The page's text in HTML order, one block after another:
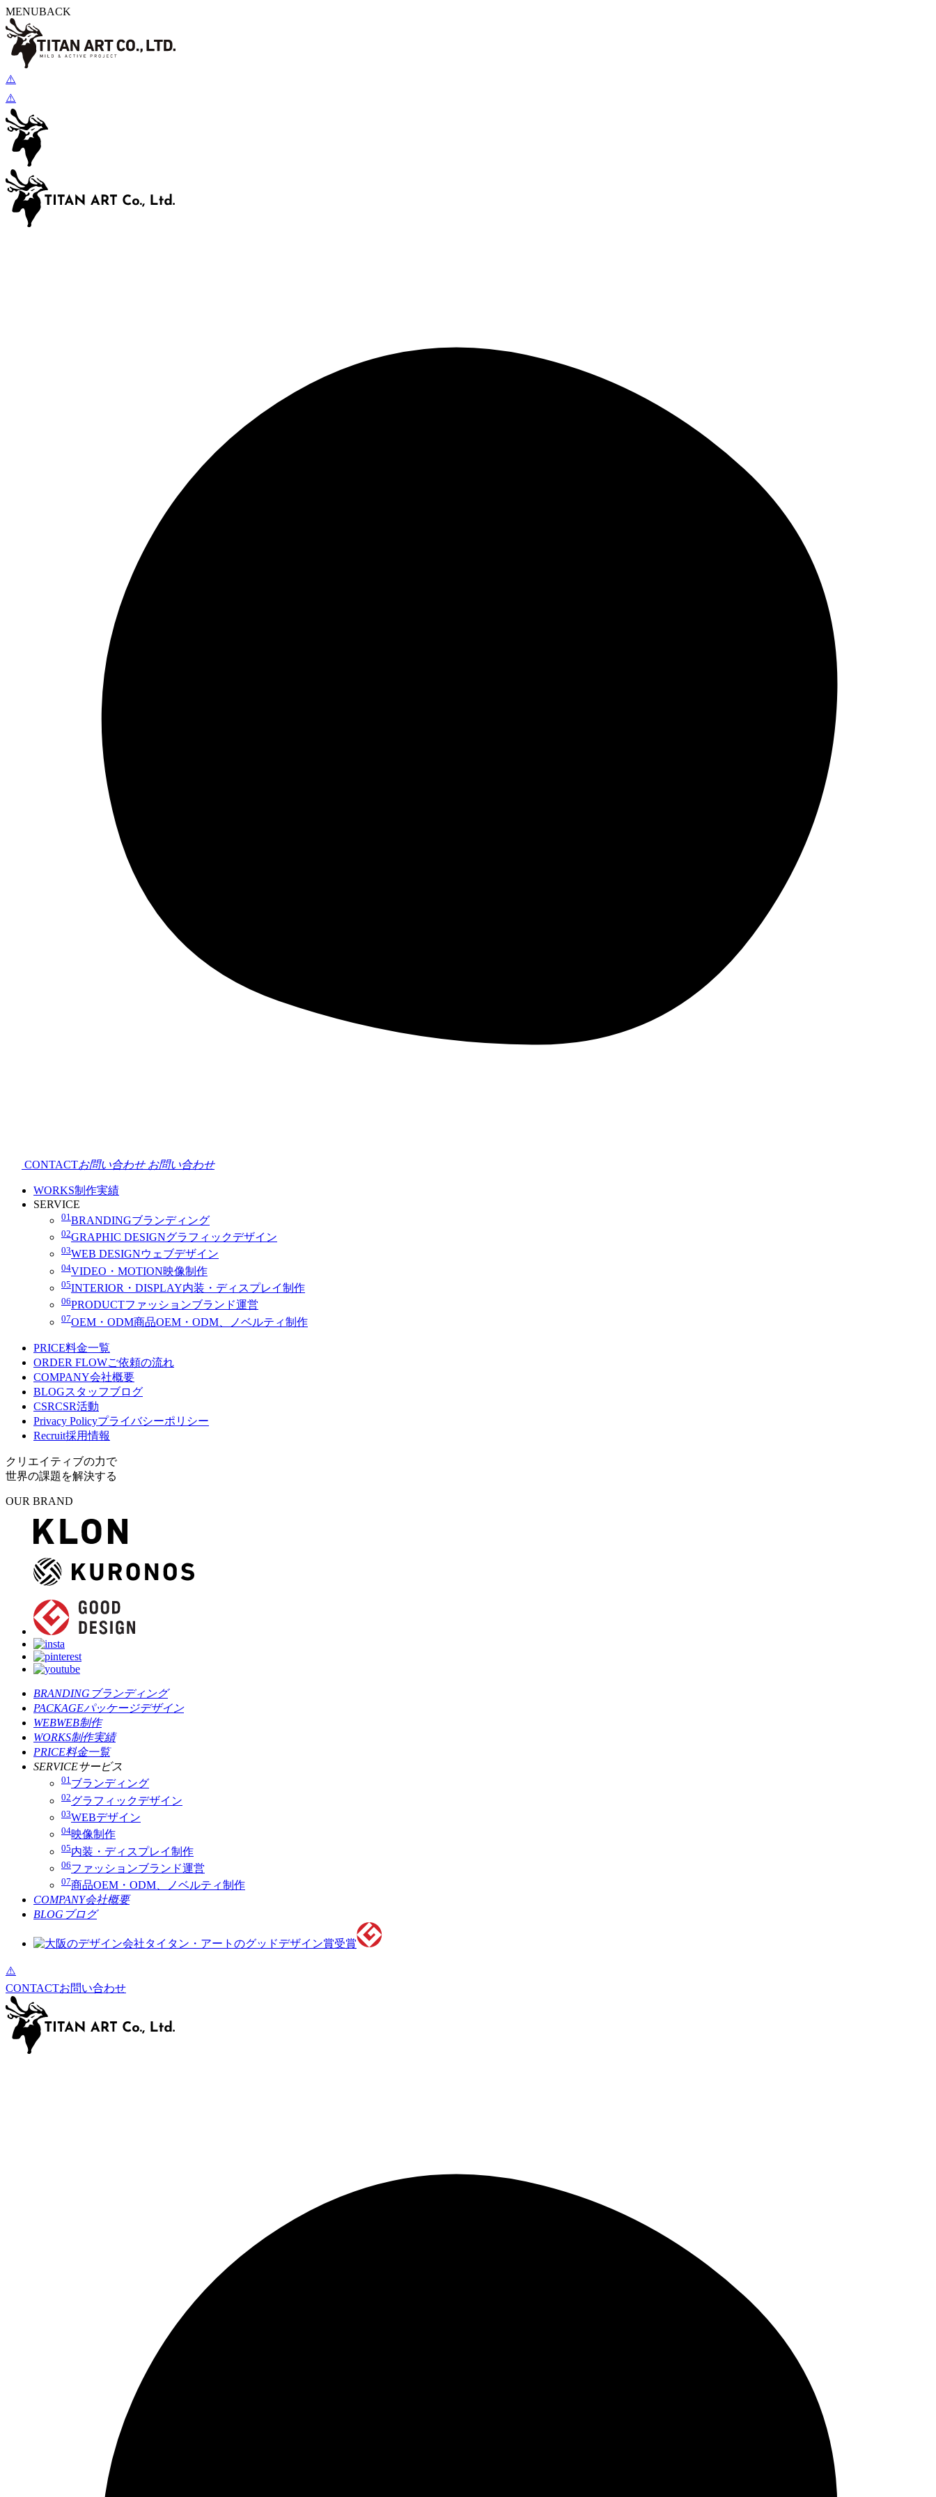
MENUBACK
CONTACTお問い合わせ お問い合わせ
WORKS制作実績
SERVICE
01 BRANDINGブランディング
02GRAPHIC DESIGNグラフィックデザイン
03WEB DESIGNウェブデザイン
04VIDEO・MOTION映像制作
05INTERIOR・DISPLAY内装・ディスプレイ制作
06PRODUCTファッションブランド運営
07OEM・ODM商品OEM・ODM、ノベルティ制作
PRICE料金一覧
ORDER FLOWご依頼の流れ
COMPANY会社概要
BLOGスタッフブログ
CSRCSR活動
Privacy Policyプライバシーポリシー
Recruit採用情報
クリエイティブの力で
世界の課題を解決する
OUR BRAND
BRANDING ブランディング
PACKAGEパッケージデザイン
WEBWEB制作
WORKS制作実績
PRICE料金一覧
SERVICEサービス
01ブランディング
02グラフィックデザイン
03WEBデザイン
04映像制作
05内装・ディスプレイ制作
06ファッションブランド運営
07商品OEM・ODM、ノベルティ制作
COMPANY会社概要
BLOG ブログ
CONTACTお問い合わせ